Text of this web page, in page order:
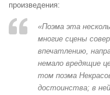
произведения:
«Поэма эта
многие сцены
впечатлению,
немало вредящие
том поэма
достоинства; в